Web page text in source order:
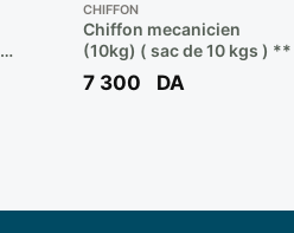
CHIFFON
Chiffon mecanicien
(10kg) ( sac de 10 kgs ) **
7 300 DA